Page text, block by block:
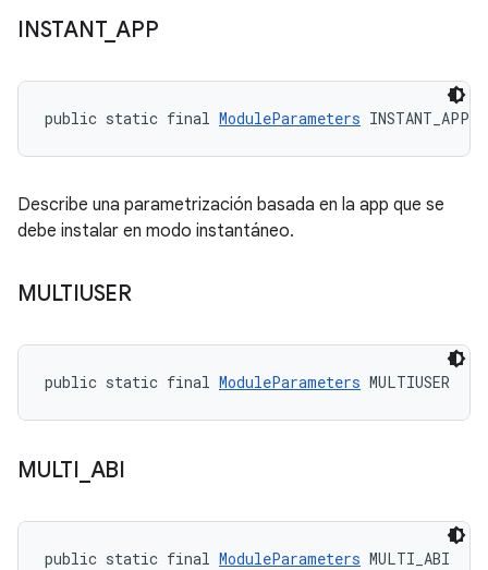
INSTANT_ APP
public static final ModuleParameters INSTANT_APP
Describe una parametrización basada en la app que se
debe instalar en modo instantáneo.
MULTIUSER
public static final ModuleParameters MULTIUSER
MULTI ABI
public static final ModuleParameters MULTI_ABI